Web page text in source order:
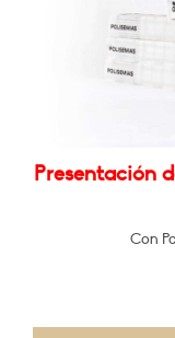
Presentación
Con